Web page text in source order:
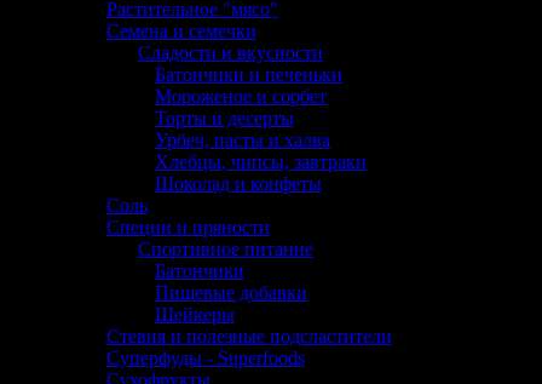
Растительное "мясо"
Семена и семечки
Сладости и вкусности
Батончики и печеньки
Мороженое и сорбет
Торты и десерты
Урбеч, пасты и халва
Хлебцы, чипсы, завтраки
Шоколад и конфеты
Соль
Специи и пряности
Спортивное питание
Батончики
Пищевые добавки
Шейкеры
Стевия и полезные подсластители
Суперфуды - Superfoods
Сухофрукты